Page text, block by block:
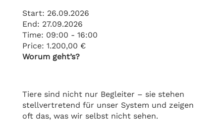
Start: 26.09.2026
End: 27.09.2026
Time: 09:00 - 16:00
Price: 1.200,00 €
Worum geht’s?
Tiere sind nicht nur Begleiter – sie stehen
stellvertretend für unser System und zeigen
oft das, was wir selbst nicht sehen.